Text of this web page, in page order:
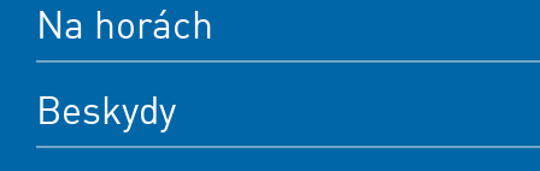
Na horách
Beskydy